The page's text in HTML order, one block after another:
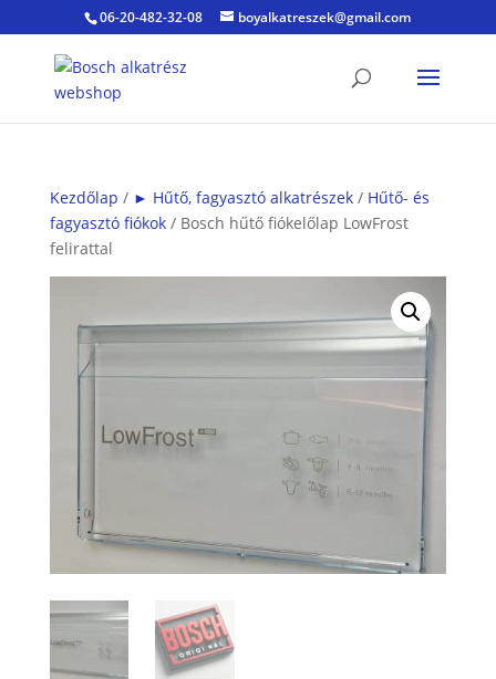
06-20-482-32-08 boyalkatreszek@gmail.com
Kezdőlap / ► Hűtő, fagyasztó alkatrészek/ Hűtő- és
fagyasztó fiókok/ Bosch hűtő fiókelőlap LowFrost
felirattal